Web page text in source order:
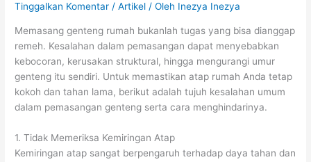
Tinggalkan Komentar /Artikel / Oleh Inezya Inezya
Memasang genteng rumah bukanlah tugas yang bisa dianggap
remeh. Kesalahan dalam pemasangan dapat menyebabkan
kebocoran, kerusakan struktural, hingga mengurangi umur
genteng itu sendiri. Untuk memastikan atap rumah Anda tetap
kokoh dan tahan lama, berikut adalah tujuh kesalahan umum
dalam pemasangan genteng serta cara menghindarinya.
1. Tidak Memeriksa Kemiringan Atap
Kemiringan atap sangat berpengaruh terhadap daya tahan dan